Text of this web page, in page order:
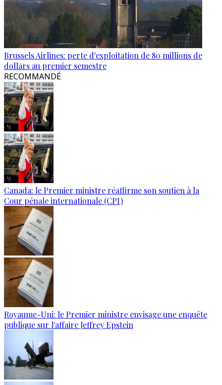
Brussels Airlines: perte d'exploitation de 80 millions de
dollars au premier semestre
RECOMMANDÉ
Canada: le Premier ministre réaffirme son soutien à la
Cour pénale internationale (CPI)
Royaume-Uni: le Premier ministre envisage une enquête
publique sur l'affaire Jeffrey Epstein